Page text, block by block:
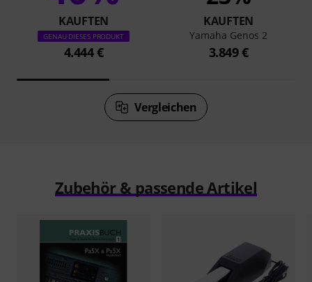
KAUFTEN
GENAU DIESES PRODUKT
4.444 €
KAUFTEN
Yamaha Genos 2
3.849 €
Vergleichen
Zubehör & passende Artikel